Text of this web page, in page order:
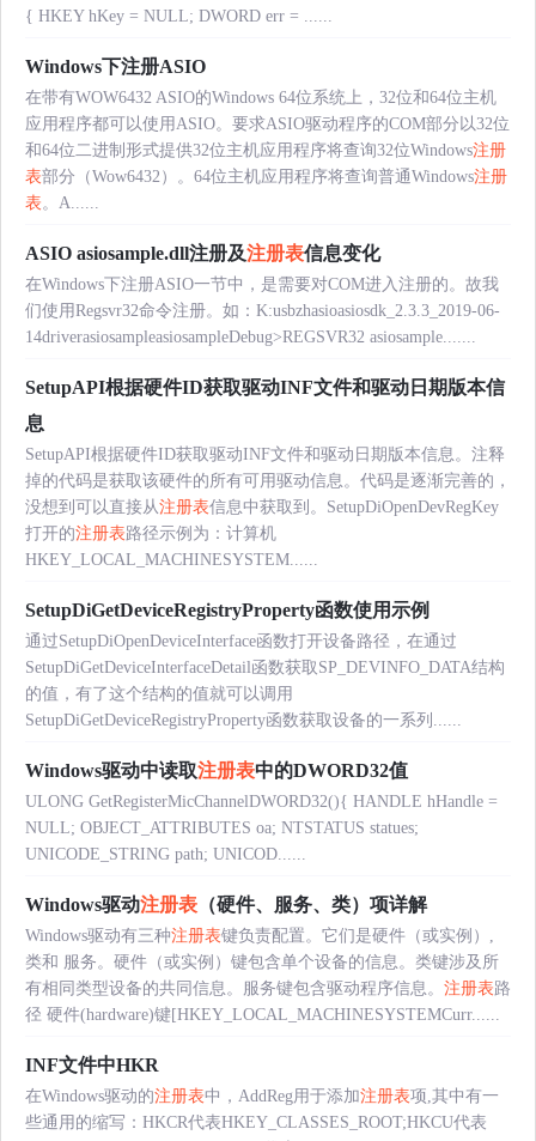
{ HKEY hKey = NULL; DWORD err = ......
Windows下注册ASIO
在带有WOW6432 ASIO的Windows 64位系统上，32位和64位主机
应用程序都可以使用ASIO。要求ASIO驱动程序的COM部分以32位
和64位二进制形式提供32位主机应用程序将查询32位Windows注册
表部分（Wow6432）。64位主机应用程序将查询普通Windows注册
表。A......
ASIO asiosample.dll注册及注册表信息变化
在Windows下注册ASIO一节中，是需要对COM进入注册的。故我
们使用Regsvr32命令注册。如：K:usbzhasioasiosdk_2.3.3_2019-06-
14driverasiosampleasiosampleDebug>REGSVR32 asiosample.......
SetupAPI根据硬件ID获取驱动INF文件和驱动日期版本信
息
SetupAPI根据硬件ID获取驱动INF文件和驱动日期版本信息。注释
掉的代码是获取该硬件的所有可用驱动信息。代码是逐渐完善的，
没想到可以直接从注册表信息中获取到。SetupDiOpenDevRegKey
打开的注册表路径示例为：计算机
HKEY_LOCAL_MACHINESYSTEM......
SetupDiGetDeviceRegistryProperty函数使用示例
通过SetupDiOpenDeviceInterface函数打开设备路径，在通过
SetupDiGetDeviceInterfaceDetail函数获取SP_DEVINFO_DATA结构
的值，有了这个结构的值就可以调用
SetupDiGetDeviceRegistryProperty函数获取设备的一系列......
Windows驱动中读取注册表中的DWORD32值
ULONG GetRegisterMicChannelDWORD32(){ HANDLE hHandle =
NULL; OBJECT_ATTRIBUTES oa; NTSTATUS statues;
UNICODE_STRING path; UNICOD......
Windows驱动注册表 （硬件、服务、类）项详解
Windows驱动有三种注册表键负责配置。它们是硬件（或实例）,
类和 服务。硬件（或实例）键包含单个设备的信息。类键涉及所
有相同类型设备的共同信息。服务键包含驱动程序信息。 注册表路
径 硬件(hardware)键[HKEY_LOCAL_MACHINESYSTEMCurr......
INF文件中HKR
在Windows驱动的注册表中，AddReg用于添加注册表项,其中有一
些通用的缩写：HKCR代表HKEY_CLASSES_ROOT;HKCU代表